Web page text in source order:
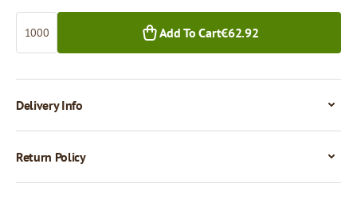
Add To Cart€62.92
Delivery Info
Return Policy